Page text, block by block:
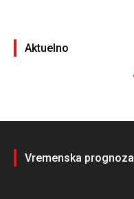
Aktuelno
Vremenska prognoza